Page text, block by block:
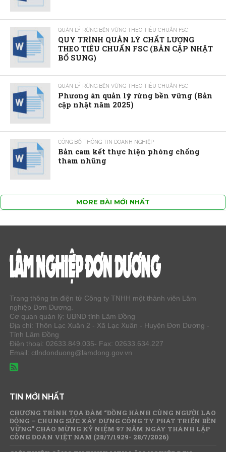
QUẢN LÝ RỪNG BỀN VỮNG THEO TIÊU CHUẨN FSC
QUY TRÌNH QUẢN LÝ CHẤT LƯỢNG
THEO TIÊU CHUẨN FSC (BẢN CẬP NHẬT
BỔ SUNG)
QUẢN LÝ RỪNG BỀN VỮNG THEO TIÊU CHUẨN FSC
Phương án quản lý rừng bền vững (Bản
cập nhật năm 2025)
CÔNG BỐ THÔNG TIN DOANH NGHIỆP
Bản cam kết thực hiện phòng chống
tham nhũng
MORE BÀI MỚI NHẤT
Trang thông tin điện tử Công ty TNHH một thành viên Lâm
nghiệp Đơn Dương.
Cơ quan quản lý: UBND tỉnh Lâm Đồng
Địa chỉ: Thôn Lạc Xuân 2 - Xã Lạc Xuân - Huyện Đơn Dương -
Tỉnh Lâm Đồng
Điện thoại: 02633.849.035- Fax: 02633.634.227
Email: ctlndonduong@lamdong.gov.vn
TIN MỚI NHẤT
CHƯƠNG TRÌNH TỌA ĐÀM “ĐỒNG HÀNH CÙNG NGƯỜI LAO
ĐỘNG – CHUNG SỨC XÂY DỰNG CÔNG TY PHÁT TRIỂN BỀN
VỮNG” CHÀO MỪNG KỶ NIỆM 97 NĂM NGÀY THÀNH LẬP
CÔNG ĐOÀN VIỆT NAM (28/7/1929- 28/7/2026)